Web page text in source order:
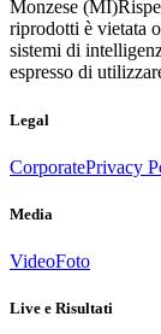
Monzese (MI)
riprodotti è vietata
sistemi di
espresso di
Legal
CorporatePrivacy
Media
VideoFoto
Live e Risultati